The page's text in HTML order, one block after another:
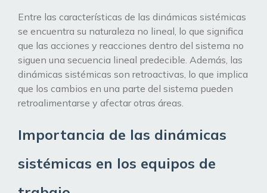
Entre las características de las dinámicas sistémicas
se encuentra su naturaleza no lineal, lo que significa
que las acciones y reacciones dentro del sistema no
siguen una secuencia lineal predecible. Además, las
dinámicas sistémicas son retroactivas, lo que implica
que los cambios en una parte del sistema pueden
retroalimentarse y afectar otras áreas.
Importancia de las dinámicas
sistémicas en los equipos de